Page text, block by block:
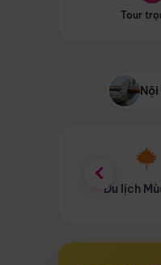
Tour
Du lịch